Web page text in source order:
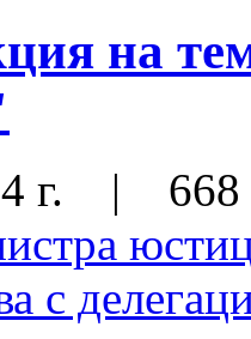
на
г. | 668